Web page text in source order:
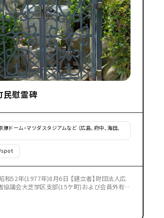
民慰霊碑
ドーム・マツダスタジアムなど （広島、府中、海田、
spot
昭和52年(1977年)8月6日 【建立者】財団法人広
協議会大芝学区支部(15ケ町)および会員外有志